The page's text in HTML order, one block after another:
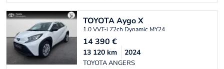
TOYOTAAygo X
1.0 VVT-i 72ch Dynamic MY24
14 390 €
TOYOTA ANGERS
13 120 km 2024